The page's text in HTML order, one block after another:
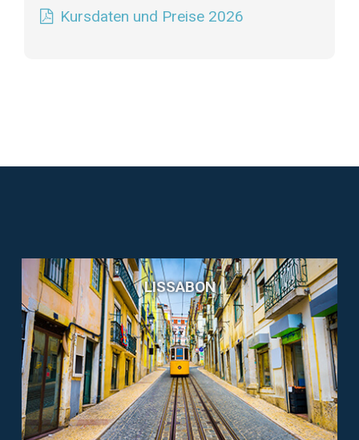
Kursdaten und Preise 2026
LISSABON